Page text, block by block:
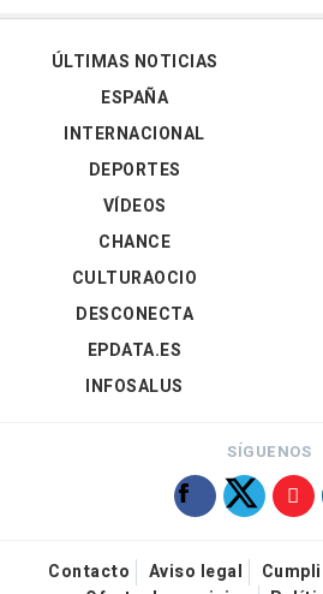
ÚLTIMAS NOTICIAS
ESPAÑA
INTERNACIONAL
DEPORTES
VÍDEOS
CHANCE
CULTURAOCIO
DESCONECTA
EPDATA.ES
INFOSALUS
SÍGUENOS
Contacto Aviso legal